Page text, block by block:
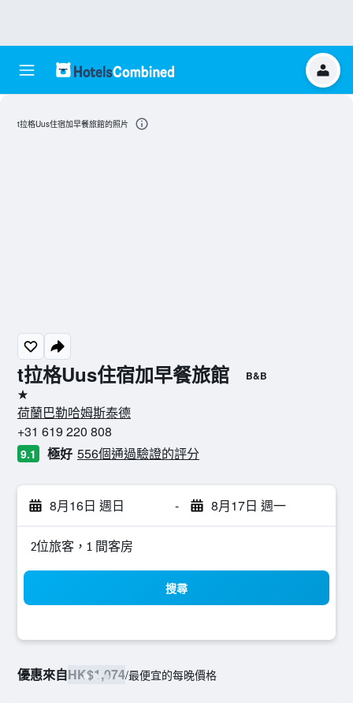
t拉格Uus住宿加早餐旅館 B&B
1星級
荷蘭巴勒哈姆斯泰德
+31 619 220 808
9.1 極好 556個通過驗證的評分
8月16日 週日 - 8月17日 週一
2位旅客，1 間客房
搜尋
優惠來自HK$1,074/最便宜的每晚價格
t拉格Uus住宿加早餐旅館的照片